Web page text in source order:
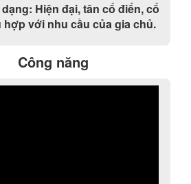
Hiện đại, tân cổ điển, cổ
hợp với nhu cầu của gia chủ.
Công năng